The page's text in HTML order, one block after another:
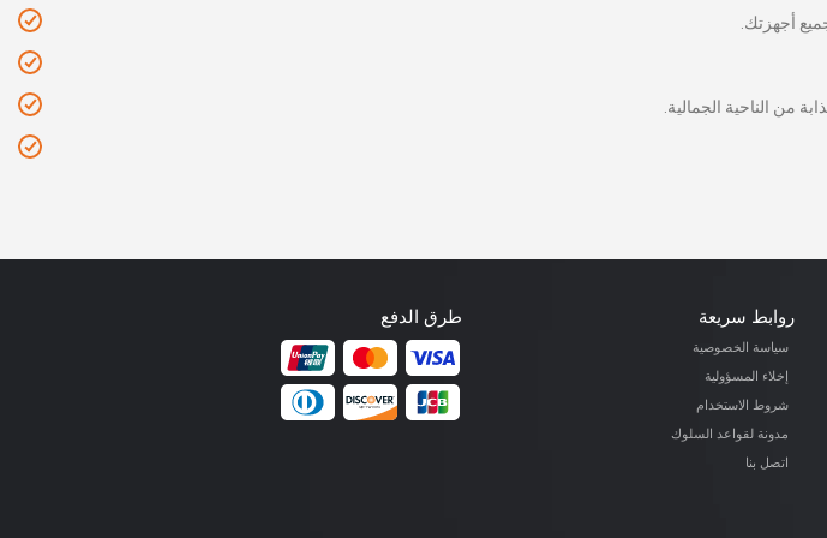
روابط سريعة
سياسة الخصوصية
إخلاء المسؤولية
شروط الاستخدام
مدونة لقواعد السلوك
اتصل بنا
طرق الدفع